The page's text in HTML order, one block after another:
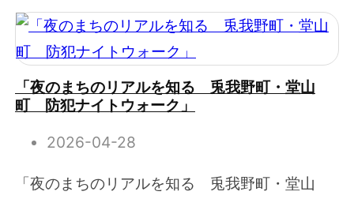
「夜のまちのリアルを知る 兎我野町・堂山
町 防犯ナイトウォーク」
2026-04-28
「夜のまちのリアルを知る 兎我野町・堂山